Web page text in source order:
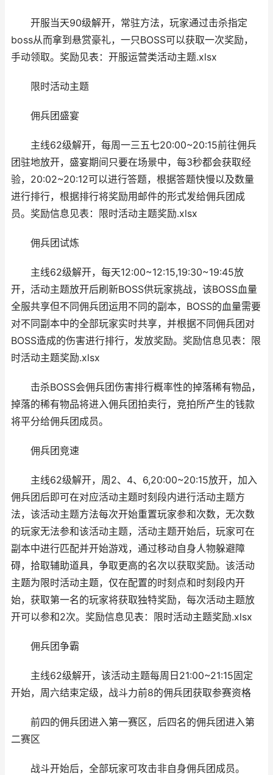
开服当天90级解开，常驻方法，玩家通过击杀指定
boss从而拿到悬赏豪礼，一只BOSS可以获取一次奖励，
手动领取。奖励见表：开服运营类活动主题.xlsx
限时活动主题
佣兵团盛宴
主线62级解开，每周一三五七20:00~20:15前往佣兵
团驻地放开，盛宴期间只要在场景中，每3秒都会获取经
验，20:02~20:12可以进行答题，根据答题快慢以及数量
进行排行，根据排行将奖励用邮件的形式发给佣兵团成
员。奖励信息见表：限时活动主题奖励.xlsx
佣兵团试炼
主线62级解开，每天12:00~12:15,19:30~19:45放
开，活动主题放开后刷新BOSS供玩家挑战，该BOSS血量
全服共享但不同佣兵团运用不同的副本，BOSS的血量需要
对不同副本中的全部玩家实时共享，并根据不同佣兵团对
BOSS造成的伤害进行排行，发放奖励。奖励信息见表：限
时活动主题奖励.xlsx
击杀BOSS会佣兵团伤害排行概率性的掉落稀有物品，
掉落的稀有物品将进入佣兵团拍卖行，竞拍所产生的钱款
将平分给佣兵团成员。
佣兵团竞速
主线62级解开，周2、4、6,20:00~20:15放开，加入
佣兵团后即可在对应活动主题时刻段内进行活动主题方
法，该活动主题方法每次开始重置玩家参和次数，无次数
的玩家无法参和该活动主题，活动主题开始后，玩家可在
副本中进行匹配并开始游戏，通过移动自身人物躲避障
碍，拾取辅助道具，争取更高的名次以获取奖励。该活动
主题为限时活动主题，仅在配置的时刻点和时刻段内开
始，获取第一名的玩家将获取独特奖励，每次活动主题放
开可以参和2次。奖励信息见表：限时活动主题奖励.xlsx
佣兵团争霸
主线62级解开，该活动主题每周日21:00~21:15固定
开始，周六结束定级，战斗力前8的佣兵团获取参赛资格
前四的佣兵团进入第一赛区，后四名的佣兵团进入第
二赛区
战斗开始后，全部玩家可攻击非自身佣兵团成员。